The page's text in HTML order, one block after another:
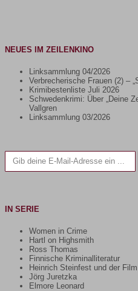
NEUES IM ZEILENKINO
Linksammlung 04/2026
Verbrecherische Frauen (2) –
Krimibestenliste Juli 2026
Schwedenkrimi: Über „Deine
Vallgren
Linksammlung 03/2026
Gib deine E-Mail-Adresse ein ...
IN SERIE
Women in Crime
Hartl on Highsmith
Ross Thomas
Finnische Kriminalliteratur
Heinrich Steinfest und der Film
Jörg Juretzka
Elmore Leonard